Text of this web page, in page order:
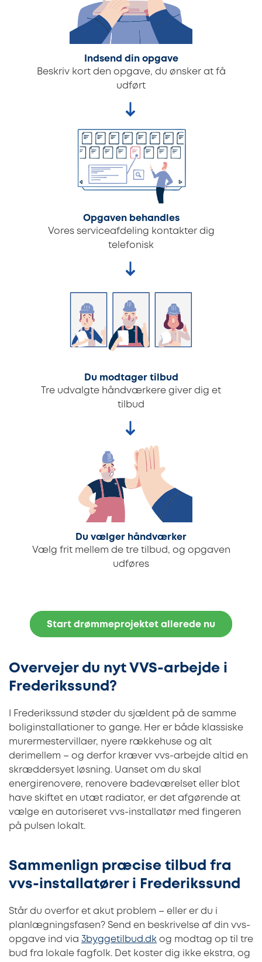
Indsend din opgave
Beskriv kort den opgave, du ønsker at få
udført
Opgaven behandles
Vores serviceafdeling kontakter dig
telefonisk
Du modtager tilbud
Tre udvalgte håndværkere giver dig et
tilbud
Du vælger håndværker
Vælg frit mellem de tre tilbud, og opgaven
udføres
Start drømmeprojektet allerede nu
Overvejer du nyt VVS-arbejde i
Frederikssund?
I Frederikssund støder du sjældent på de samme
boliginstallationer to gange. Her er både klassiske
murermestervillaer, nyere rækkehuse og alt
derimellem – og derfor kræver vvs-arbejde altid en
skræddersyet løsning. Uanset om du skal
energirenovere, renovere badeværelset eller blot
have skiftet en utæt radiator, er det afgørende at
vælge en autoriseret vvs-installatør med fingeren
på pulsen lokalt.
Sammenlign præcise tilbud fra
vvs-installatører i Frederikssund
Står du overfor et akut problem – eller er du i
planlægningsfasen? Send en beskrivelse af din vvs-
opgave ind via 3byggetilbud.dk og modtag op til tre
bud fra lokale fagfolk. Det koster dig ikke ekstra, og